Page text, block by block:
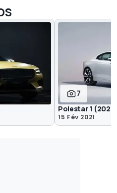
7
Polestar 1 (2021)
15 Fév 2021